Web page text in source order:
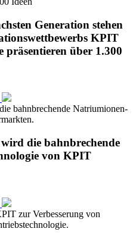
Generation stehen
KPIT
präsentieren über 1.300
die bahnbrechende
von KPIT